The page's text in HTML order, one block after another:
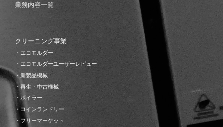
業務内容一覧
クリーニング事業
・エコモルダー
・エコモルダーユーザーレビュー
・新製品機械
・再生・中古機械
・ボイラー
・コインランドリー
・フリーマーケット